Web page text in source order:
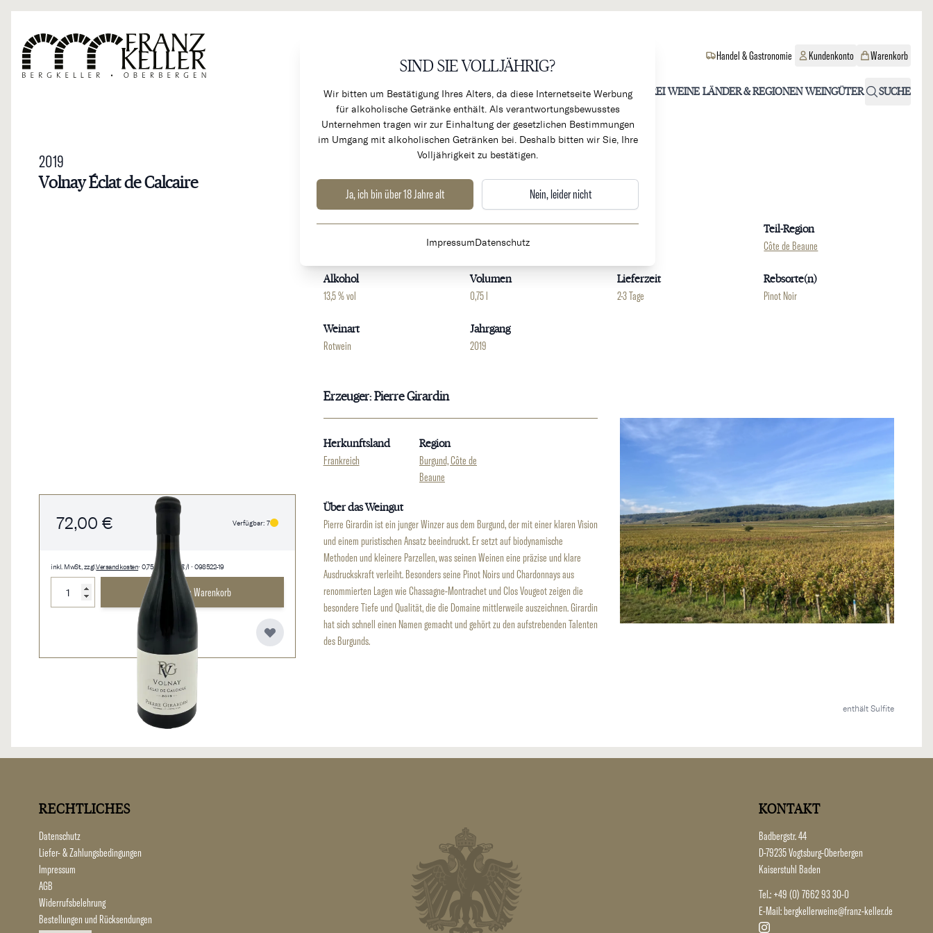
SIND SIE VOLLJÄHRIG?
Wir bitten um Bestätigung Ihres Alters, da diese Internetseite Werbung
für alkoholische Getränke enthält. Als verantwortungsbewusstes
Unternehmen tragen wir zur Einhaltung der gesetzlichen Bestimmungen
im Umgang mit alkoholischen Getränken bei. Deshalb bitten wir Sie, Ihre
Volljährigkeit zu bestätigen.
Ja, ich bin über 18 Jahre alt Nein, leider nicht
ImpressumDatenschutz
KÜCHENPRODUKTE & ALKOHOLFREI WEINE LÄNDER & REGIONEN WEINGÜTER SUCHE
Handel & Gastronomie Kundenkonto Warenkorb
2019
Volnay Éclat de Calcaire
72,00 € Verfügbar: 7
inkl. MwSt., zzgl.Versandkosten• 0,75 l • 96,00 €/l • 098522-19
In den Warenkorb
Frankreich
Teil-Region
Côte de Beaune
Alkohol
13,5 % vol
Volumen
0,75 l
Lieferzeit
2-3 Tage
Rebsorte(n)
Pinot Noir
Weinart
Rotwein
Jahrgang
2019
Erzeuger: Pierre Girardin
Herkunftsland
Frankreich
Region
Burgund, Côte de
Beaune
Über das Weingut
Pierre Girardin ist ein junger Winzer aus dem Burgund, der mit einer klaren Vision
und einem puristischen Ansatz beeindruckt. Er setzt auf biodynamische
Methoden und kleinere Parzellen, was seinen Weinen eine präzise und klare
Ausdruckskraft verleiht. Besonders seine Pinot Noirs und Chardonnays aus
renommierten Lagen wie Chassagne-Montrachet und Clos Vougeot zeigen die
besondere Tiefe und Qualität, die die Domaine mittlerweile auszeichnen. Girardin
hat sich schnell einen Namen gemacht und gehört zu den aufstrebenden Talenten
des Burgunds.
enthält Sulfite
RECHTLICHES
Datenschutz
Liefer- & Zahlungsbedingungen
Impressum
AGB
Widerrufsbelehrung
Bestellungen und Rücksendungen
KONTAKT
Badbergstr. 44
D-79235 Vogtsburg-Oberbergen
Kaiserstuhl Baden
Tel.: +49 (0) 7662 93 30-0
E-Mail:bergkellerweine@franz-keller.de